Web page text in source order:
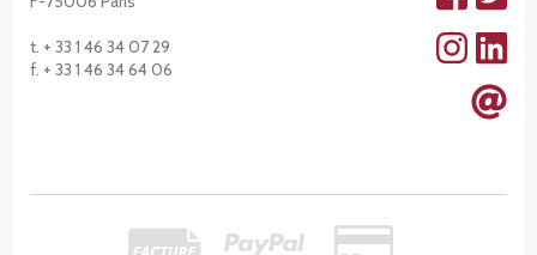
t. + 33 1 46 34 07 29
f. + 33 1 46 34 64 06